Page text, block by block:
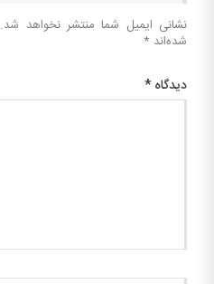
نشانی ایمیل شما منتشر نخواهد شد.
شده‌اند *
دیدگاه *